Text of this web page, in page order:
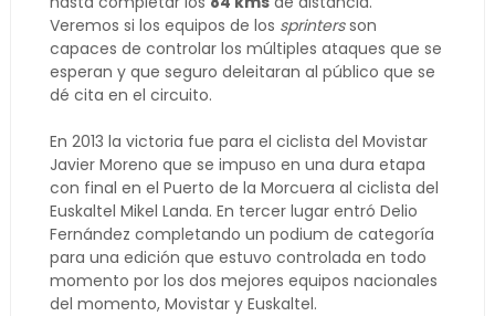
Veremos si los equipos de los sprintersson
capaces de controlar los múltiples ataques que se
esperan y que seguro deleitaran al público que se
dé cita en el circuito.
En 2013 la victoria fue para el ciclista del Movistar
Javier Moreno que se impuso en una dura etapa
con final en el Puerto de la Morcuera al ciclista del
Euskaltel Mikel Landa. En tercer lugar entró Delio
Fernández completando un podium de categoría
para una edición que estuvo controlada en todo
momento por los dos mejores equipos nacionales
del momento, Movistar y Euskaltel.